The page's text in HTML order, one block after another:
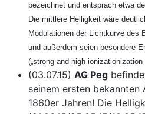
bezeichnet und entsprach etwa
Die mittlere Helligkeit wäre
Modulationen der Lichtkurve des
und außerdem seien besondere
(„strong and high
(03.07.15) AG Peg
seinem ersten bekannten
1860er Jahren! Die